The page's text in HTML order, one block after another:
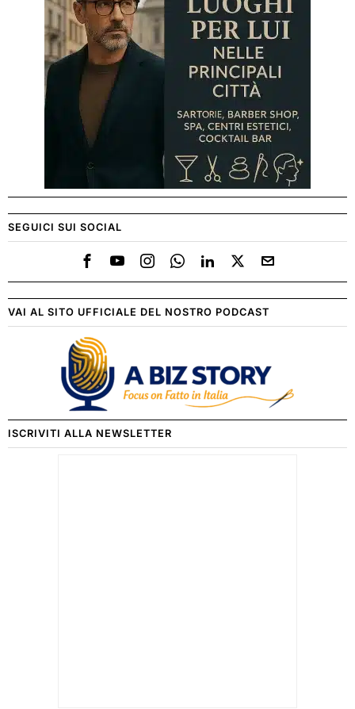
SEGUICI SUI SOCIAL
VAI AL SITO UFFICIALE DEL NOSTRO PODCAST
ISCRIVITI ALLA NEWSLETTER